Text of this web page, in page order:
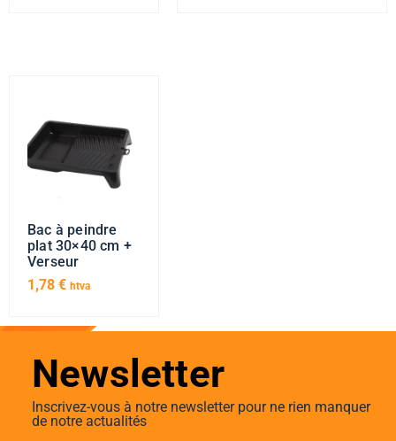
Bac à peindre
plat 30×40 cm +
Verseur
1,78 € htva
Newsletter
Inscrivez-vous à notre newsletter pour ne rien manquer
de notre actualités